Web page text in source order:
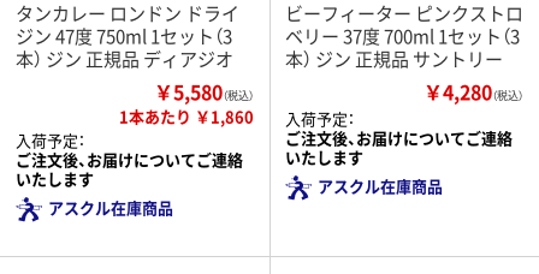
タンカレー ロンドン ドライ
ジン 47度 750ml 1セット（3
本） ジン 正規品 ディアジオ
￥5,580（税込）
1本あたり ￥1,860
入荷予定：
ご注文後、お届けについてご連絡
いたします
アスクル在庫商品
ビーフィーター ピンクストロ
ベリー 37度 700ml 1セット（3
本） ジン 正規品 サントリー
￥4,280（税込）
入荷予定：
ご注文後、お届けについてご連絡
いたします
アスクル在庫商品